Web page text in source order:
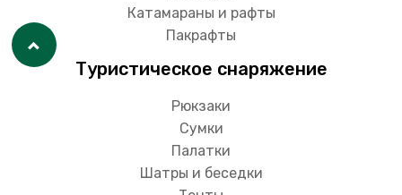
Катамараны и рафты
Пакрафты
Туристическое снаряжение
Рюкзаки
Сумки
Палатки
Шатры и беседки